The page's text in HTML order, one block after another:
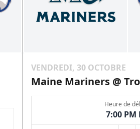
VENDREDI, 30 OCTOBRE
Maine Mariners @
Heure de
7:00 PM